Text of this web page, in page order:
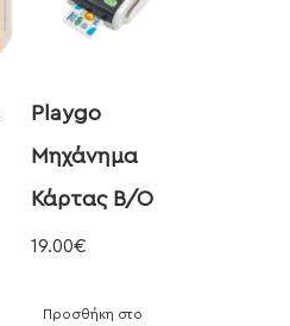
Playgo
Μηχάνημα
Κάρτας B/O
19.00€
Προσθήκη στο